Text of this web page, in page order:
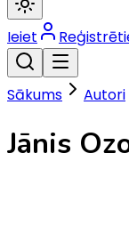
Ieiet
Sākums Autori
Jānis